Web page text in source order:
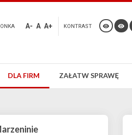
A- A A+ KONTRAST
DLA FIRM ZAŁATW SPRAWĘ